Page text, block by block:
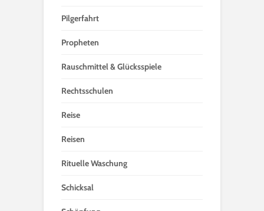
Pilgerfahrt
Propheten
Rauschmittel & Glücksspiele
Rechtsschulen
Reise
Reisen
Rituelle Waschung
Schicksal